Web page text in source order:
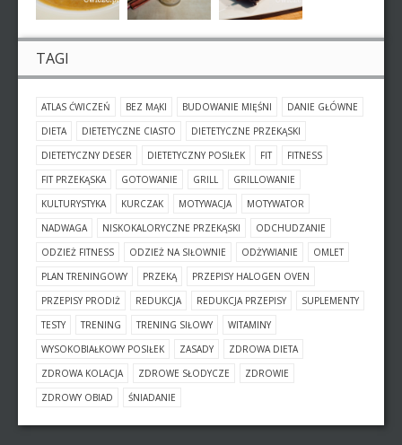
TAGI
ATLAS ĆWICZEŃ BEZ MĄKI BUDOWANIE MIĘŚNI
DANIE GŁÓWNE
DIETA
DIETETYCZNE CIASTO
DIETETYCZNE PRZEKĄSKI
DIETETYCZNY DESER
DIETETYCZNY POSIŁEK FIT
FITNESS
FIT PRZEKĄSKA
GOTOWANIE GRILL
GRILLOWANIE
KULTURYSTYKA
KURCZAK MOTYWACJA
MOTYWATOR
NADWAGA
NISKOKALORYCZNE PRZEKĄSKI
ODCHUDZANIE
ODZIEŻ FITNESS
ODZIEŻ NA SIŁOWNIE ODŻYWIANIE
OMLET
PLAN TRENINGOWY
PRZEKĄ
PRZEPISY HALOGEN OVEN
PRZEPISY PRODIŻ
REDUKCJA REDUKCJA PRZEPISY
SUPLEMENTY
TESTY
TRENING TRENING SIŁOWY
WITAMINY
WYSOKOBIAŁKOWY POSIŁEK
ZASADY
ZDROWA DIETA
ZDROWA KOLACJA
ZDROWE SŁODYCZE
ZDROWIE
ZDROWY OBIAD
ŚNIADANIE